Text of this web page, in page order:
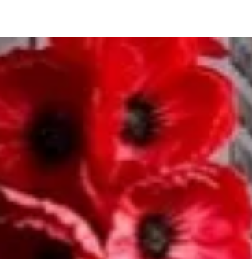
鐘穿過人潮都未見到中環嘅影子。但曾經嘅天星碼
頭，同今日嘅IFC原來只係幾步之遙。 上一代嘅天
碼頭喺1958年落成啟用，位於愛丁堡廣場（即係大
會堂嗰度牙），一出就已經係龍和道。喺天星碼頭
落船，當小紅書們仲喺香港站搵緊路嗰陣，分分鐘
已經行左去IFC。 圖一：天星碼頭塔樓 1 睇返圖
片，前天星碼頭最特別嘅莫過於係碼頭塔樓嘅銅
鐘，望落平平無奇嘅一個鐘，係由比利時皇子送
的，仲要出產機芯嘅公司同出產倫敦大笨鐘機芯嘅
公司係同一間。每隔十五分鐘就會報時一次嘅鐘
聲，更加係被外媒形容為「中環嘅心跳」
of Central)。 睇到呢度，會唔會有手足覺得呢個碼
頭，呢個名好似熟口熟面咁呢～無錯啦，1966年因
為反對天星小輪加價而爆發嘅六六暴動，正正係喺